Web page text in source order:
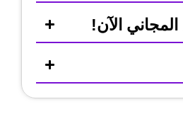
الآن!